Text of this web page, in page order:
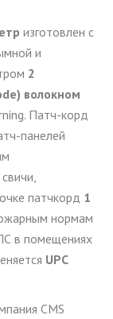
изготовлен с
и
2
волокном
Патч-корд
панелей
патчкорд 1
нормам
в помещениях
UPC
CMS